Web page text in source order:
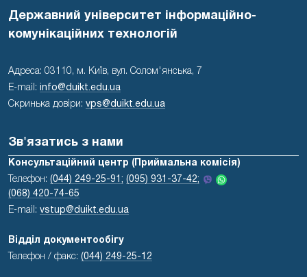
Державний університет інформаційно-
комунікаційних технологій
Адреса: 03110, м. Київ, вул. Солом'янська, 7
E-mail:
info@duikt.edu.ua
Скринька довіри: vps@duikt.edu.ua
Зв'язатись з нами
Консультаційний центр (Приймальна комісія)
Телефон: (044) 249-25-91; (095) 931-37-42;
(068) 420-74-65
E-mail: vstup@duikt.edu.ua
Відділ документообігу
Телефон / факс: (044) 249-25-12